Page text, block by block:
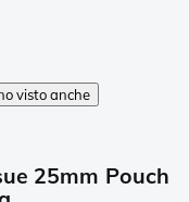
visto anche
25mm Pouch